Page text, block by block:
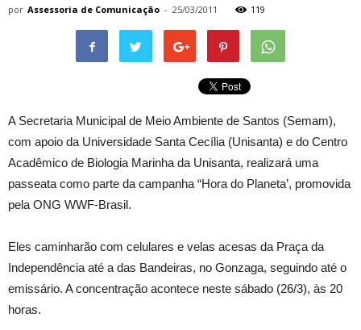
por Assessoria de Comunicação - 25/03/2011 119
A Secretaria Municipal de Meio Ambiente de Santos (Semam),
com apoio da Universidade Santa Cecília (Unisanta) e do Centro
Acadêmico de Biologia Marinha da Unisanta, realizará uma
passeata como parte da campanha “Hora do Planeta’, promovida
pela ONG WWF-Brasil.
Eles caminharão com celulares e velas acesas da Praça da
Independência até a das Bandeiras, no Gonzaga, seguindo até o
emissário. A concentração acontece neste sábado (26/3), às 20
horas.